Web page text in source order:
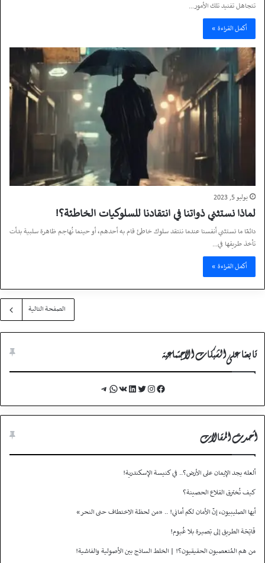
تتجاهل تفنيد تلك الأمور…
أكمل القراءة »
يوليو 5, 2023
لماذا نستثني ذواتنا في انتقادنا للسلوكيات الخاطئة؟!
دائمًا ما نستثني أنفسنا عندما ننتقد سلوك خاطئ قام به أحدهم، أو حينما نُهاجم ظاهرة سلبية بدأت
تأخذ طريقها في…
أكمل القراءة »
الصفحة التالية
تابعنا على الشبكات الاجتماعية
Facebook
Instagram
Twitter
LinkedIn
VK
WhatsApp
Telegram
أحدث المقالات
ألعله يجد الإيمان على الأرض؟.. في كنيسة الإسكندرية!
كيف تُخترق القلاع الحصينة؟
أيها الصليبيون، إنّ الأمان لكم أماني! .. «من لحظة الاختطاف حتى النحر»
فَاتِحَة الطريق إلى بَصيـرة بلا غُيـوم!
من هم المُتعصبون الحقيقيون؟! | الخلط الساذج بين الأصولية والفاشية!